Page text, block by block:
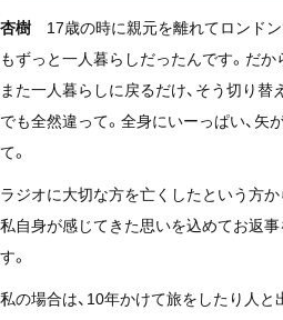
杏樹 17歳の時に親元を離れてロンドン
もずっと一人暮らしだったんです。だか
また一人暮らしに戻るだけ、そう切り替
でも全然違って。全身にいーっぱい、矢
て。
ラジオに大切な方を亡くしたという方か
私自身が感じてきた思いを込めてお返
す。
私の場合は、10年かけて旅をしたり人と